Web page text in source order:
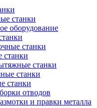
станки
оборудование
станки
станки
станки
станки
станки
отводов
и правки металла